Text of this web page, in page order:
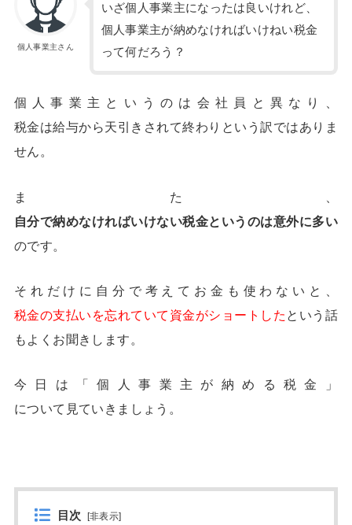
個人事業主さん
いざ個人事業主になったは良いけれど、
個人事業主が納めなければいけねい税金
って何だろう？
個人事業主というのは会社員と異なり、
税金は給与から天引きされて終わりという訳ではありま
せん。
また、
自分で納めなければいけない税金というのは意外に多い
のです。
それだけに自分で考えてお金も使わないと、
税金の支払いを忘れていて資金がショートした という話
もよくお聞きします。
今日は「個人事業主が納める税金」
について見ていきましょう。
目次 [非表示]